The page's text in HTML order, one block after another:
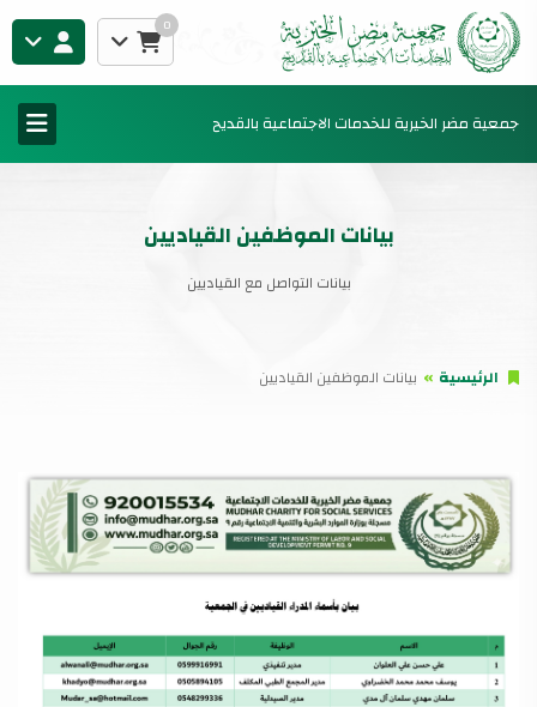
0
جمعية مضر الخيرية للخدمات الاجتماعية بالقديح
بيانات الموظفين القياديين
بيانات التواصل مع القياديين
الرئيسية بيانات الموظفين القياديين